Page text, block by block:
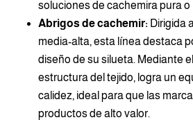
soluciones de cachemira pura o
Abrigos de cachemir: Dirigida
media-alta, esta línea destaca
diseño de su silueta. Mediante
estructura del tejido, logra un
calidez, ideal para que las
productos de alto valor.